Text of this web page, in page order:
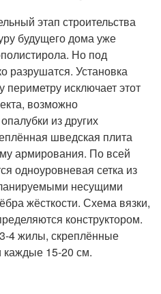
этап строительства
будущего дома уже
Но под
разрушатся. Установка
исключает этот
возможно
из других
шведская плита
армирования. По всей
одноуровневая сетка из
несущими
жёсткости. Схема вязки,
конструктором.
4 жилы, скреплённые
15-20 см.